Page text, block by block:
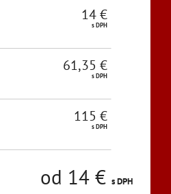
14 €
s DPH
61,35 €
s DPH
115 €
s DPH
od 14 € s DPH